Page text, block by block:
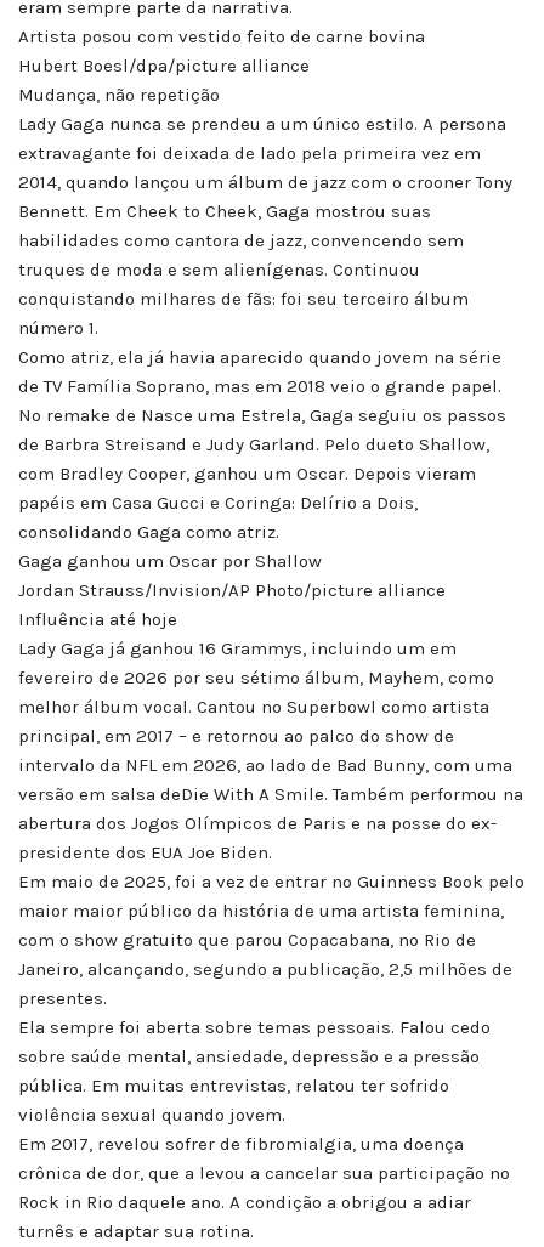
eram sempre parte da narrativa.
Artista posou com vestido feito de carne bovina
Hubert Boesl/dpa/picture alliance
Mudança, não repetição
Lady Gaga nunca se prendeu a um único estilo. A persona
extravagante foi deixada de lado pela primeira vez em
2014, quando lançou um álbum de jazz com o crooner Tony
Bennett. Em Cheek to Cheek, Gaga mostrou suas
habilidades como cantora de jazz, convencendo sem
truques de moda e sem alienígenas. Continuou
conquistando milhares de fãs: foi seu terceiro álbum
número 1.
Como atriz, ela já havia aparecido quando jovem na série
de TV Família Soprano, mas em 2018 veio o grande papel.
No remake de Nasce uma Estrela, Gaga seguiu os passos
de Barbra Streisand e Judy Garland. Pelo dueto Shallow,
com Bradley Cooper, ganhou um Oscar. Depois vieram
papéis em Casa Gucci e Coringa: Delírio a Dois,
consolidando Gaga como atriz.
Gaga ganhou um Oscar por Shallow
Jordan Strauss/Invision/AP Photo/picture alliance
Influência até hoje
Lady Gaga já ganhou 16 Grammys, incluindo um em
fevereiro de 2026 por seu sétimo álbum, Mayhem, como
melhor álbum vocal. Cantou no Superbowl como artista
principal, em 2017 – e retornou ao palco do show de
intervalo da NFL em 2026, ao lado de Bad Bunny, com uma
versão em salsa deDie With A Smile. Também performou na
abertura dos Jogos Olímpicos de Paris e na posse do ex-
presidente dos EUA Joe Biden.
Em maio de 2025, foi a vez de entrar no Guinness Book pelo
maior maior público da história de uma artista feminina,
com o show gratuito que parou Copacabana, no Rio de
Janeiro, alcançando, segundo a publicação, 2,5 milhões de
presentes.
Ela sempre foi aberta sobre temas pessoais. Falou cedo
sobre saúde mental, ansiedade, depressão e a pressão
pública. Em muitas entrevistas, relatou ter sofrido
violência sexual quando jovem.
Em 2017, revelou sofrer de fibromialgia, uma doença
crônica de dor, que a levou a cancelar sua participação no
Rock in Rio daquele ano. A condição a obrigou a adiar
turnês e adaptar sua rotina.